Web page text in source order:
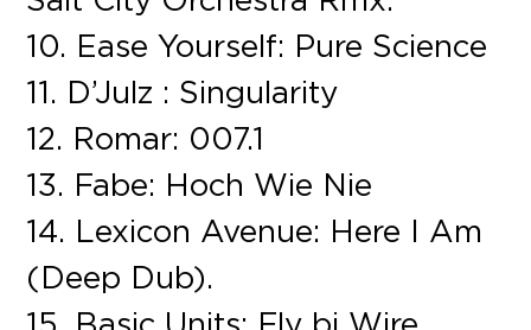
10. Ease Yourself: Pure Science
11. D’Julz : Singularity
12. Romar: 007.1
13. Fabe: Hoch Wie Nie
14. Lexicon Avenue: Here I Am
(Deep Dub).